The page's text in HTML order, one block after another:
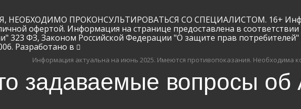
ПРОКОНСУЛЬТИРОВАТЬСЯ СО СПЕЦИАЛИСТОМ. 16+
офертой. Информация на странице предоставлена в
323 ФЗ, Законом Российской Федерации "О защите прав
Разработано в
Информация актуальна на июнь 2025. Имеются противопоказания. Необходима
задаваемые вопросы об